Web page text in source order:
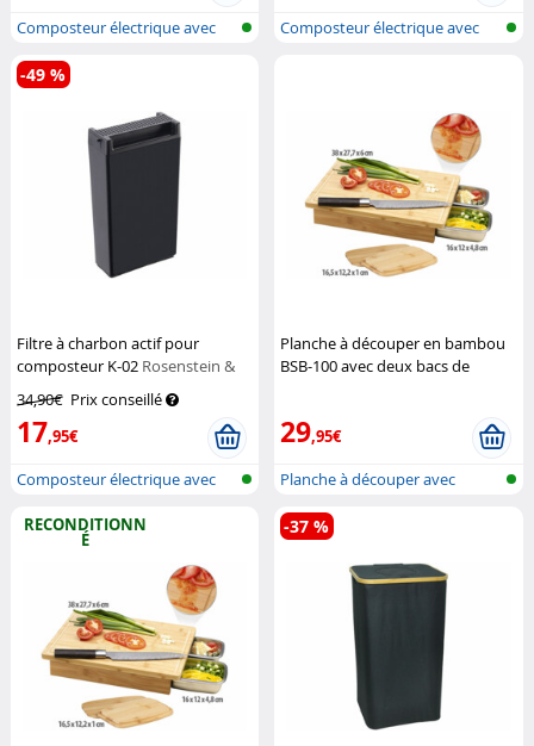
Composteur électrique avec
auto-net...
Composteur électrique avec
Filtre à charbon actif pour
composteur K-02 Rosenstein &
34,90€ Prix conseillé
17,95€
-49 %
Composteur électrique avec
Planche à découper en bambou
BSB-100 avec deux bacs de
29,95€
Planche à découper avec
récipient d...
RECONDITIONN
É
-37 %